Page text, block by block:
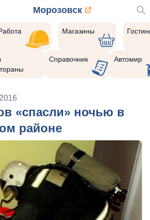
Морозовск
Магазины
Справочник Автомир
«спасли» ночью в
районе